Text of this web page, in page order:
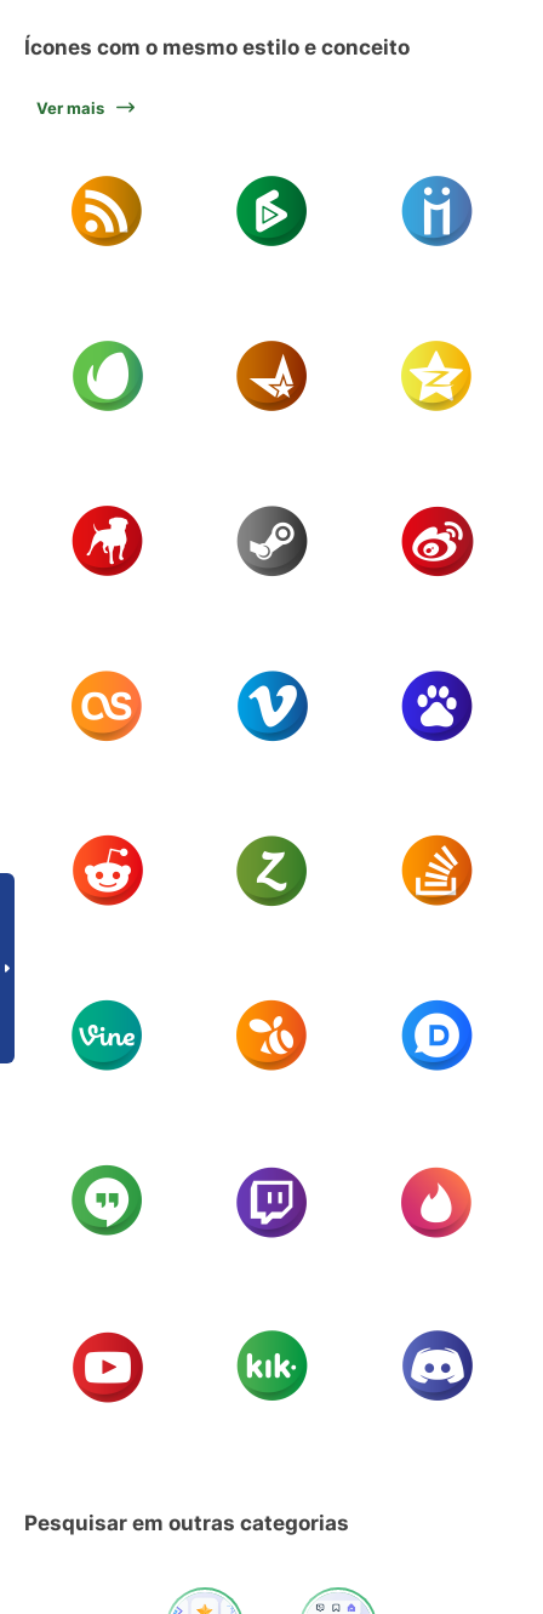
Ícones com o mesmo estilo e conceito
Ver mais
Pesquisar em outras categorias